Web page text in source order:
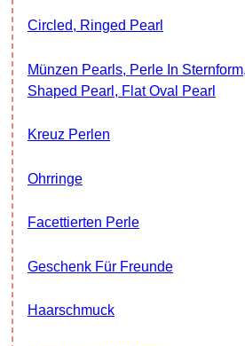
Circled, Ringed Pearl
Münzen Pearls, Perle In Sternform, Flat Teardrop
Shaped Pearl, Flat Oval Pearl
Kreuz Perlen
Ohrringe
Facettierten Perle
Geschenk Für Freunde
Haarschmuck